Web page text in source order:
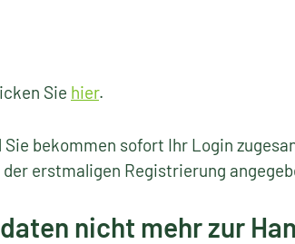
Sie hier.
bekommen sofort Ihr Login
erstmaligen Registrierung
nicht mehr zur